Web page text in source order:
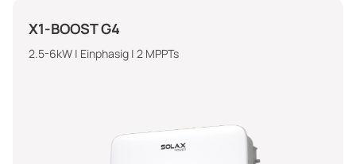
X1-MINI G4
0.8-2.0 kW | Einphasig | 1 MPPT